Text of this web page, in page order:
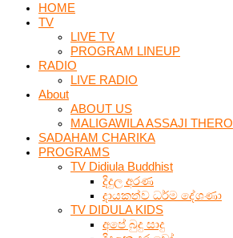
HOME
TV
LIVE TV
PROGRAM LINEUP
RADIO
LIVE RADIO
About
ABOUT US
MALIGAWILA ASSAJI THERO
SADAHAM CHARIKA
PROGRAMS
TV Didiula Buddhist
දිදුල අරණ
දායකත්ව ධර්ම දේශණා
TV DIDULA KIDS
අපේ බුදු සාදු